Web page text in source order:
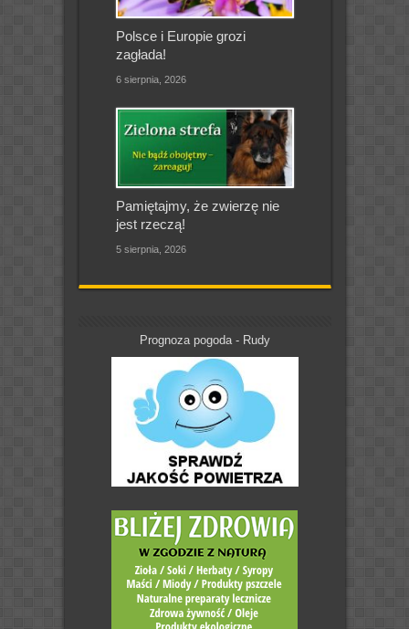
Polsce i Europie grozi
zagłada!
6 sierpnia, 2026
Pamiętajmy, że zwierzę nie
jest rzeczą!
5 sierpnia, 2026
Prognoza pogoda - Rudy